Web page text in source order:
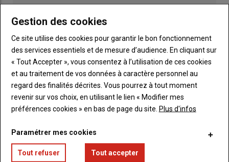
Publicité
Gestion des cookies
Ce site utilise des cookies pour garantir le bon fonctionnement
des services essentiels et de mesure d’audience. En cliquant sur
« Tout Accepter », vous consentez à l’utilisation de ces cookies
et au traitement de vos données à caractère personnel au
regard des finalités décrites. Vous pourrez à tout moment
revenir sur vos choix, en utilisant le lien « Modifier mes
préférences cookies » en bas de page du site. Plus d'infos
Paramétrer mes cookies
Tout refuser Tout accepter